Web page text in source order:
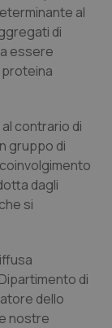
al
di
essere
al contrario di
gruppo di
dagli
si
di
dello
nostre